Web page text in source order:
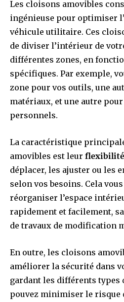
Les cloisons amovibles
ingénieuse pour optimiser
véhicule utilitaire. Ces
de diviser l’intérieur de
différentes zones, en
spécifiques. Par exemple,
zone pour vos outils, une
matériaux, et une autre
personnels.
La caractéristique
amovibles est leur flexibilité
déplacer, les ajuster ou les
selon vos besoins. Cela
réorganiser l’espace
rapidement et facilement,
de travaux de modification
En outre, les cloisons
améliorer la sécurité dans
gardant les différents types
pouvez minimiser le risque